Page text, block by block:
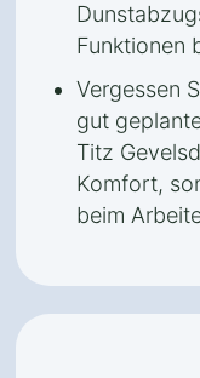
Funktionen
Vergessen
gut
Titz
Komfort,
beim